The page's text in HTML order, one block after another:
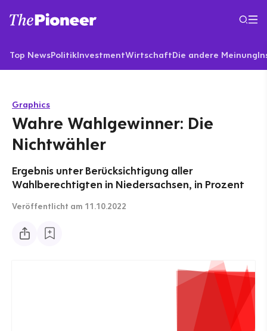
Top NewsPolitikInvestmentWirtschaftDie andere Meinung
Graphics
Wahre Wahlgewinner: Die
Nichtwähler
Ergebnis unter Berücksichtigung aller
Wahlberechtigten in Niedersachsen, in Prozent
Veröffentlicht am 11.10.2022